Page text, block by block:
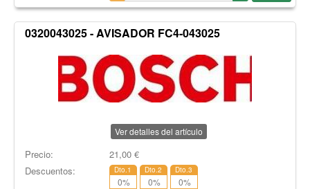
0320043025 - AVISADOR FC4-043025
Ver detalles del artículo
Precio: 21,00€
Descuentos:
Dto.1
0%
Dto.2
0%
Dto.3
0%